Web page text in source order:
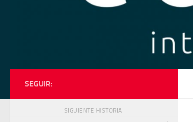
SEGUIR:
SIGUIENTE HISTORIA